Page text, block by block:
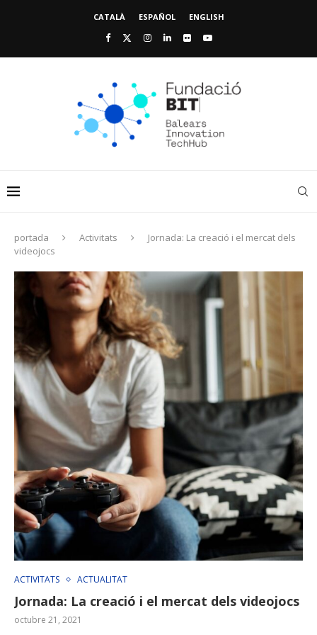
CATALÀ ESPAÑOL ENGLISH
portada Activitats
Jornada: La creació i el mercat dels
videojocs
ACTIVITATS ACTUALITAT
Jornada: La creació i el mercat dels videojocs
octubre 21, 2021